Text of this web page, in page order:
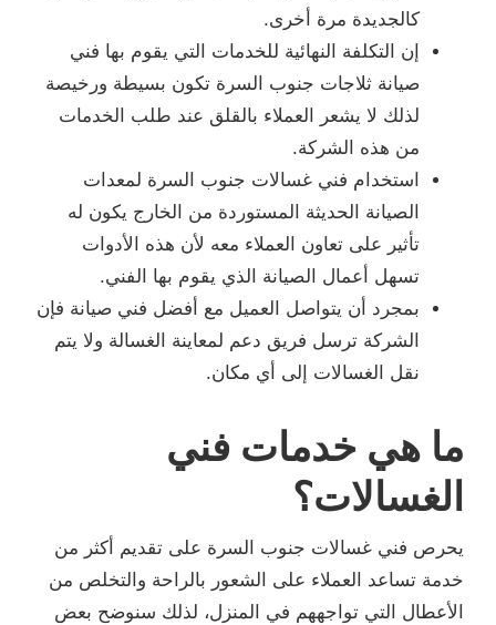
كالجديدة مرة أخرى.
إن التكلفة النهائية للخدمات التي يقوم بها فني
صيانة ثلاجات جنوب السرة تكون بسيطة ورخيصة
لذلك لا يشعر العملاء بالقلق عند طلب الخدمات
من هذه الشركة.
استخدام فني غسالات جنوب السرة لمعدات
الصيانة الحديثة المستوردة من الخارج يكون له
تأثير على تعاون العملاء معه لأن هذه الأدوات
تسهل أعمال الصيانة الذي يقوم بها الفني.
بمجرد أن يتواصل العميل مع أفضل فني صيانة فإن
الشركة ترسل فريق دعم لمعاينة الغسالة ولا يتم
نقل الغسالات إلى أي مكان.
ما هي خدمات فني
الغسالات؟
يحرص فني غسالات جنوب السرة على تقديم أكثر من
خدمة تساعد العملاء على الشعور بالراحة والتخلص من
الأعطال التي تواجههم في المنزل، لذلك سنوضح بعض